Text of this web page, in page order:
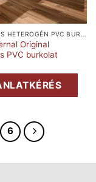
TEKERCSES HETEROGÉN PVC BURKOLAT
Original
PVC burkolat
6